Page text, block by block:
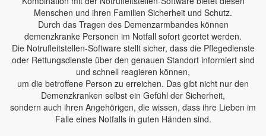
Menschen und ihren Familien Sicherheit und Schutz.
Durch das Tragen des Demenzarmbandes können
demenzkranke Personen im Notfall sofort geortet werden.
Die Notrufleitstellen-Software stellt sicher, dass die Pflegedienste
oder Rettungsdienste über den genauen Standort informiert sind
und schnell reagieren können,
um die betroffene Person zu erreichen. Das gibt nicht nur den
Demenzkranken selbst ein Gefühl der Sicherheit,
sondern auch ihren Angehörigen, die wissen, dass ihre Lieben im
Falle eines Notfalls in guten Händen sind.